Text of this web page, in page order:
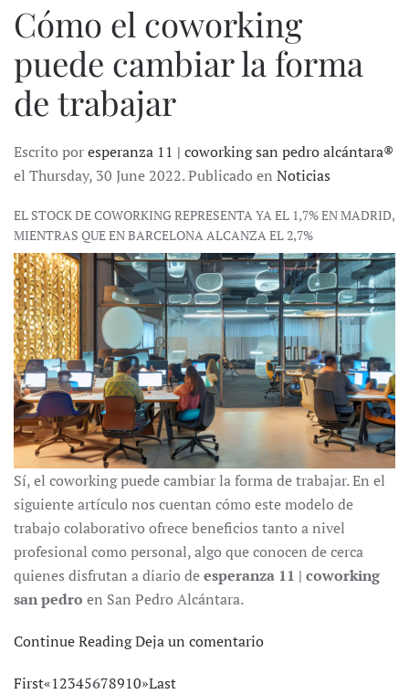
Cómo el coworking
puede cambiar la forma
de trabajar
Escrito poresperanza 11 | coworking san pedro alcántara®
el Thursday, 30 June 2022. Publicado en Noticias
EL STOCK DE COWORKING REPRESENTA YA EL 1,7% EN MADRID,
MIENTRAS QUE EN BARCELONA ALCANZA EL 2,7%
Sí, el coworking puede cambiar la forma de trabajar. En el
siguiente artículo nos cuentan cómo este modelo de
trabajo colaborativo ofrece beneficios tanto a nivel
profesional como personal, algo que conocen de cerca
quienes disfrutan a diario deesperanza 11 | coworking
san pedro en San Pedro Alcántara.
Continue ReadingDeja un comentario
First«12345678910»Last